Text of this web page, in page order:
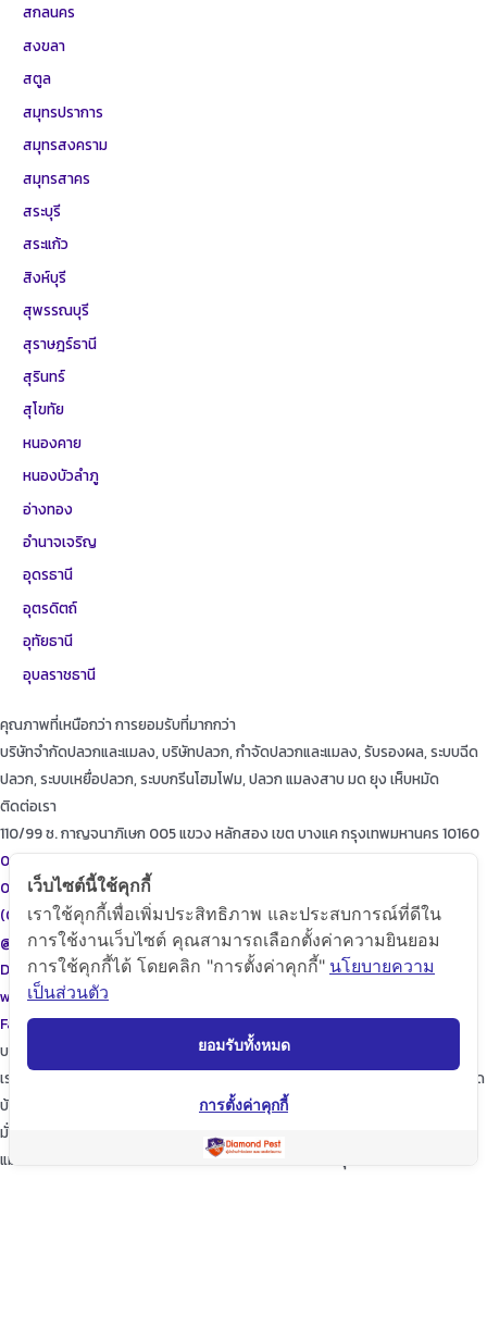
สกลนคร
สงขลา
สตูล
สมุทรปราการ
สมุทรสงคราม
สมุทรสาคร
สระบุรี
สระแก้ว
สิงห์บุรี
สุพรรณบุรี
สุราษฎร์ธานี
สุรินทร์
สุโขทัย
หนองคาย
หนองบัวลำภู
อ่างทอง
อำนาจเจริญ
อุดรธานี
อุตรดิตถ์
อุทัยธานี
อุบลราชธานี
คุณภาพที่เหนือกว่า การยอมรับที่มากกว่า
บริษัทจำกัดปลวกและแมลง, บริษัทปลวก, กำจัดปลวกและแมลง, รับรองผล, ระบบฉีด
ปลวก, ระบบเหยื่อปลวก, ระบบกรีนโฮมโฟม, ปลวก แมลงสาบ มด ยุง เห็บหมัด
ติดต่อเรา
110/99 ซ. กาญจนาภิเษก 005 แขวง หลักสอง เขต บางแค กรุงเทพมหานคร 10160
087-615-9999
086-471-9999
(02)455-9999
@diamondpest
Diamond Pest Control
www.diamondpest.com
FacebookLineEnvelope
บริการของเรา
เราจะพัฒนาการบริการให้กับลูกค้าดียิ่งขึ้นในทุกๆด้าน ให้เราดูแลใส่ใจทุกรายละเอียด
บ้านของท่านก็เปรียบเสมือนบ้านของเรา
มั่นใจในเรามั่นใจใน “ไดมอนด์แพลนเนท” บริการเป็นเลิศ ผู้นำด้านการกำจัดปลวก
แมลง และสัตว์รบกวนต่างๆ ปลอดภัยต่อบ้านและครอบครัวคุณอย่างแน่นอน
เว็บไซต์นี้ใช้คุกกี้
เราใช้คุกกี้เพื่อเพิ่มประสิทธิภาพ และประสบการณ์ที่ดีใน
การใช้งานเว็บไซต์ คุณสามารถเลือกตั้งค่าความยินยอม
การใช้คุกกี้ได้ โดยคลิก "การตั้งค่าคุกกี้" นโยบายความ
เป็นส่วนตัว
ยอมรับทั้งหมด
การตั้งค่าคุกกี้